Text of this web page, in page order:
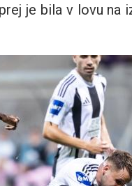
je bila v lovu na